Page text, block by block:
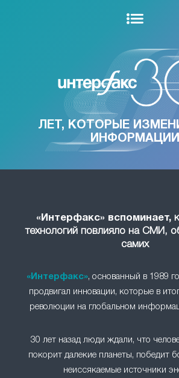
ЛЕТ, КОТОРЫЕ
ИНФОРМАЦИИ
«Интерфакс» вспоминает,
технологий повлияло на СМИ,
самих
«Интерфакс», основанный в 1989
продвигал инновации, которые в
революции на глобальном
30 лет назад люди ждали, что
покорит далекие планеты, победит
неиссякаемые источники